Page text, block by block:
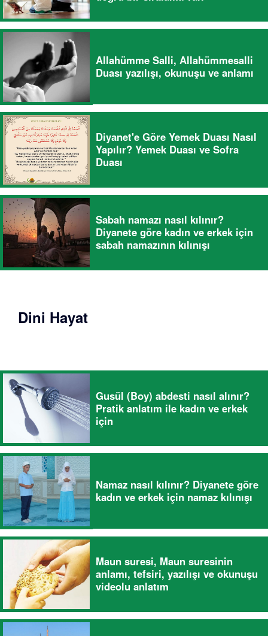
Allahümme Salli, Allahümmesalli
Duası yazılışı, okunuşu ve anlamı
Diyanet'e Göre Yemek Duası Nasıl
Yapılır? Yemek Duası ve Sofra
Duası
Sabah namazı nasıl kılınır?
Diyanete göre kadın ve erkek için
sabah namazının kılınışı
Dini Hayat
Gusül (Boy) abdesti nasıl alınır?
Pratik anlatım ile kadın ve erkek
için
Namaz nasıl kılınır? Diyanete göre
kadın ve erkek için namaz kılınışı
Maun suresi, Maun suresinin
anlamı, tefsiri, yazılışı ve okunuşu
videolu anlatım